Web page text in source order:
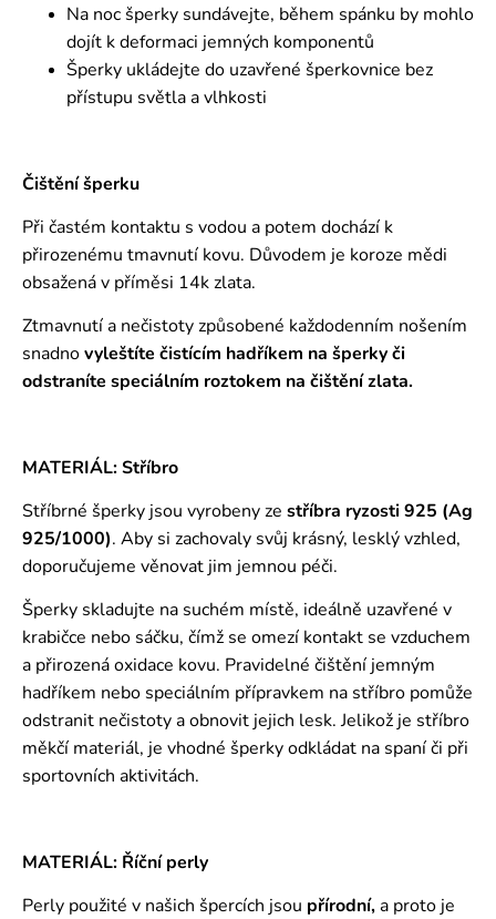
Na noc šperky sundávejte, během spánku by mohlo
dojít k deformaci jemných komponentů
Šperky ukládejte do uzavřené šperkovnice bez
přístupu světla a vlhkosti
Čištění šperku
Při častém kontaktu s vodou a potem dochází k
přirozenému tmavnutí kovu. Důvodem je koroze mědi
obsažená v příměsi 14k zlata.
Ztmavnutí a nečistoty způsobené každodenním nošením
snadnovyleštíte čistícím hadříkem na šperky či
odstraníte speciálním roztokem na čištění zlata.
MATERIÁL: Stříbro
Stříbrné šperky jsou vyrobeny ze stříbra ryzosti 925 (Ag
925/1000). Aby si zachovaly svůj krásný, lesklý vzhled,
doporučujeme věnovat jim jemnou péči.
Šperky skladujte na suchém místě, ideálně uzavřené v
krabičce nebo sáčku, čímž se omezí kontakt se vzduchem
a přirozená oxidace kovu. Pravidelné čištění jemným
hadříkem nebo speciálním přípravkem na stříbro pomůže
odstranit nečistoty a obnovit jejich lesk. Jelikož je stříbro
měkčí materiál, je vhodné šperky odkládat na spaní či při
sportovních aktivitách.
MATERIÁL: Říční perly
Perly použité v našich špercích jsou přírodní,a proto je